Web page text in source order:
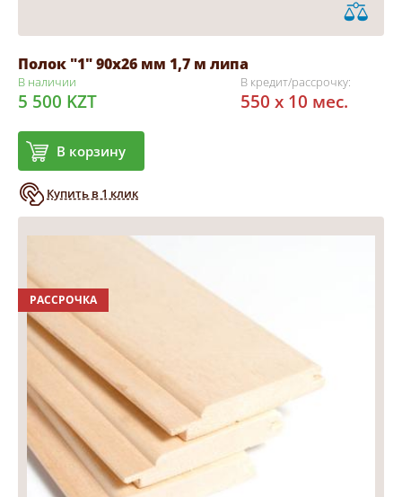
Полок "1" 90х26 мм 1,7 м липа
В наличии
5 500 KZT
В корзину
Купить в 1 клик
В кредит/рассрочку:
550 x 10 мес.
РАССРОЧКА